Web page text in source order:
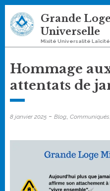
Skip
to
content
Grande
Universelle
Mixité Universalité Laïcité
Hommage
attentats de
8 janvier 2025 - Blog, Communiqués